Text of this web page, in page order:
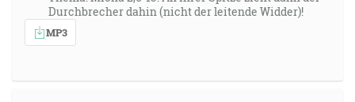
Durchbrecher dahin (nicht der leitende Widder)!
MP3